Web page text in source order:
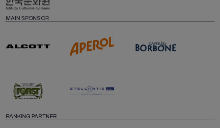
MAIN SPONSOR
BANKING PARTNER